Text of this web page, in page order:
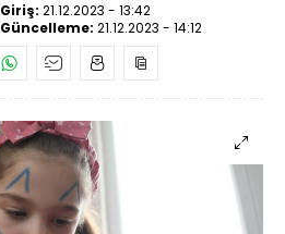
Giriş: 21.12.2023 - 13:42
Güncelleme: 21.12.2023 - 14:12